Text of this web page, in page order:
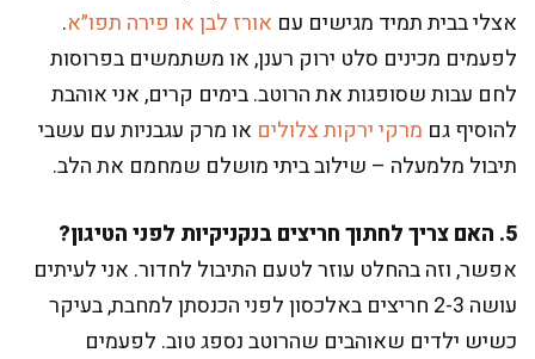
אצלי בבית תמיד מגישים עם אורז לבן או פירה תפו״א.
לפעמים מכינים סלט ירוק רענן, או משתמשים בפרוסות
לחם עבות שסופגות את הרוטב. בימים קרים, אני אוהבת
להוסיף גם מרקי ירקות צלולים או מרק עגבניות עם עשבי
תיבול מלמעלה – שילוב ביתי מושלם שמחמם את הלב.
5. האם צריך לחתוך חריצים בנקניקיות לפני הטיגון?
אפשר, וזה בהחלט עוזר לטעם התיבול לחדור. אני לעיתים
עושה 2-3 חריצים באלכסון לפני הכנסתן למחבת, בעיקר
כשיש ילדים שאוהבים שהרוטב נספג טוב. לפעמים